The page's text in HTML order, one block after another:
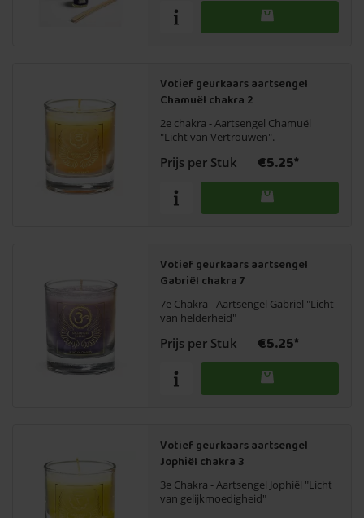
Votief geurkaars aartsengel
Chamuël chakra 2
2e chakra - Aartsengel Chamuël
"Licht van Vertrouwen".
Prijs per Stuk €5.25*
Votief geurkaars aartsengel
Gabriël chakra 7
7e Chakra - Aartsengel Gabriël "Licht
van helderheid"
Prijs per Stuk €5.25*
Votief geurkaars aartsengel
Jophiël chakra 3
3e Chakra - Aartsengel Jophiël "Licht
van gelijkmoedigheid"